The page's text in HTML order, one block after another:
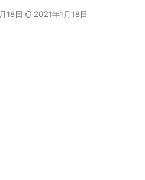
18日 2021年1月18日